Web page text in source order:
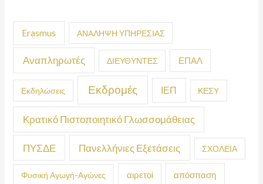
Erasmus ΑΝΑΛΗΨΗ ΥΠΗΡΕΣΙΑΣ
Αναπληρωτές ΔΙΕΥΘΥΝΤΕΣ ΕΠΑΛ
Εκδηλώσεις Εκδρομές ΙΕΠ ΚΕΣΥ
Κρατικό Πιστοποιητικό Γλωσσομάθειας
ΠΥΣΔΕ Πανελλήνιες Εξετάσεις ΣΧΟΛΕΙΑ
Φυσική Αγωγή-Αγώνες αιρετοί απόσπαση